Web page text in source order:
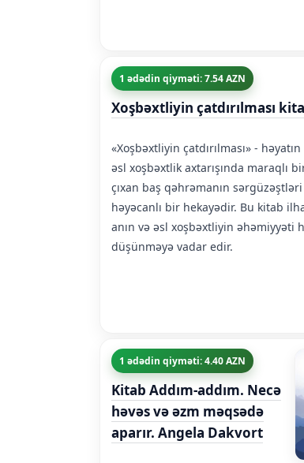
1 ədədin qiyməti: 7.54 AZN
Xoşbəxtliyin çatdırılması
«Xoşbəxtliyin çatdırılması» - həyatın
əsl xoşbəxtlik axtarışında maraqlı
çıxan baş qəhrəmanın
həyəcanlı bir hekayədir. Bu kitab
anın və əsl xoşbəxtliyin əhəmiyyəti
düşünməyə vadar edir.
1 ədədin qiyməti: 4.40 AZN
Kitab Addım-addım. Necə
həvəs və əzm məqsədə
aparır. Angela Dakvort